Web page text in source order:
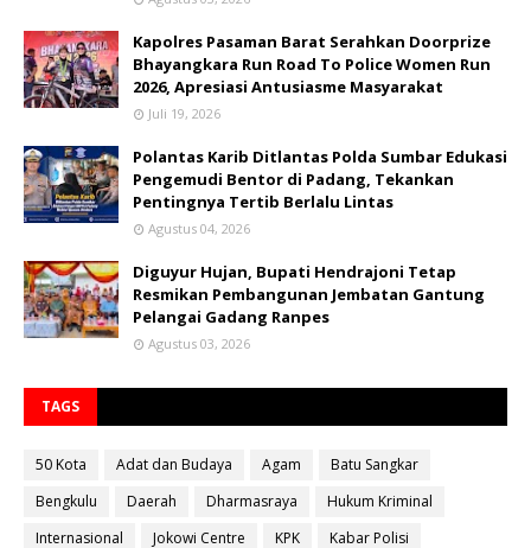
Kapolres Pasaman Barat Serahkan Doorprize
Bhayangkara Run Road To Police Women Run
2026, Apresiasi Antusiasme Masyarakat
Juli 19, 2026
Polantas Karib Ditlantas Polda Sumbar Edukasi
Pengemudi Bentor di Padang, Tekankan
Pentingnya Tertib Berlalu Lintas
Agustus 04, 2026
Diguyur Hujan, Bupati Hendrajoni Tetap
Resmikan Pembangunan Jembatan Gantung
Pelangai Gadang Ranpes
Agustus 03, 2026
TAGS
50 Kota Adat dan Budaya Agam
Batu Sangkar
Bengkulu
Daerah Dharmasraya
Hukum Kriminal
Internasional
Jokowi Centre KPK Kabar Polisi